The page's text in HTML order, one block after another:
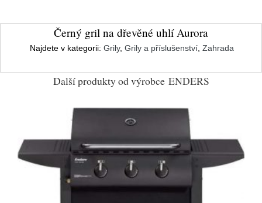
Černý gril na dřevěné uhlí Aurora
Najdete v kategorii: Grily, Grily a příslušenství, Zahrada
Další produkty od výrobce ENDERS